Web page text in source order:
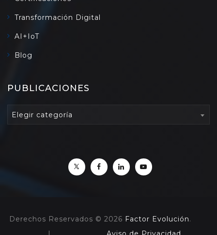
Transformación Digital
AI+IoT
Blog
PUBLICACIONES
PUBLICACIONES
Elegir categoría
Derechos Reservados © 2026 Factor Evolución.